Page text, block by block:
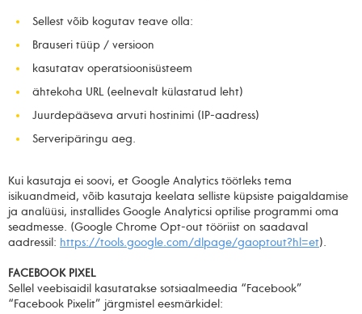
Sellest võib kogutav teave olla:
Brauseri tüüp / versioon
kasutatav operatsioonisüsteem
ähtekoha URL (eelnevalt külastatud leht)
Juurdepääseva arvuti hostinimi (IP-aadress)
Serveripäringu aeg.
Kui kasutaja ei soovi, et Google Analytics töötleks tema
isikuandmeid, võib kasutaja keelata selliste küpsiste paigaldamise
ja analüüsi, installides Google Analyticsi optilise programmi oma
seadmesse. (Google Chrome Opt-out tööriist on saadaval
aadressil: https://tools.google.com/dlpage/gaoptout?hl=et).
FACEBOOK PIXEL
Sellel veebisaidil kasutatakse sotsiaalmeedia “Facebook”
“Facebook Pixelit” järgmistel eesmärkidel: